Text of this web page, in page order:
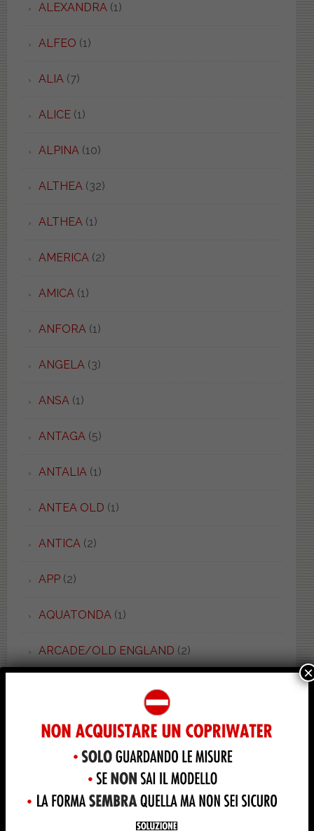
ALEXANDRA(1)
ALFEO (1)
ALIA(7)
ALICE(1)
ALPINA(10)
ALTHEA(32)
ALTHEA(1)
AMERICA(2)
AMICA(1)
ANFORA(1)
ANGELA(3)
ANSA(1)
ANTAGA(5)
ANTALIA(1)
ANTEA OLD (1)
ANTICA(2)
APP(2)
AQUATONDA(1)
ARCADE/OLD ENGLAND (2)
ARCHITEC(3)
ARENA(3)
ARETUSA(17)
×